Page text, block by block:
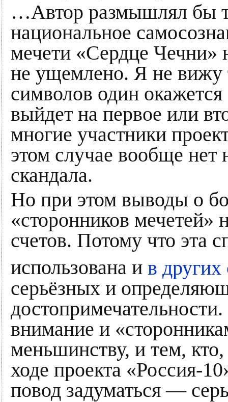
…Автор размышлял бы
национальное
мечети «Сердце Чечни»
не ущемлено. Я не вижу
символов один
выйдет на первое или
многие участники
этом случае вообще нет
скандала.
Но при этом выводы о
«сторонников мечетей»
счетов. Потому что эта
использована и в
серьёзных и
внимание и
меньшинству, и тем,
ходе проекта «Россия-
повод задуматься ―